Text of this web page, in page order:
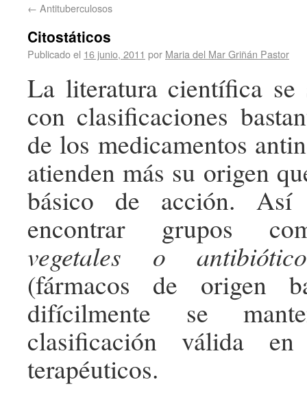
← Antituberculosos
Citostáticos
Publicado el 16 junio, 2011 por Maria del Mar Griñán Pastor
La literatura científica se
con clasificaciones
de los medicamentos
atienden más su origen
básico de acción. Así
encontrar grupos
vegetales o
(fármacos de origen
difícilmente se
clasificación válida
terapéuticos.